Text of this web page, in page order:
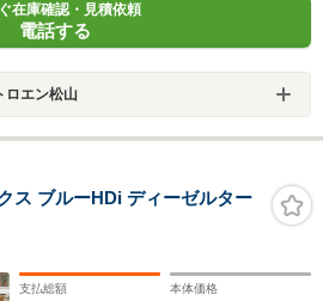
在庫確認・見積依頼
電話する
ロエン松山
ブルーHDi ディーゼルター
支払総額 本体価格